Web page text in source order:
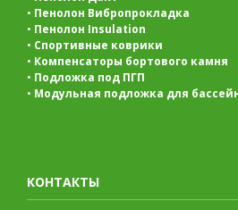
• Пенолон Вибропрокладка
• Пенолон Insulation
• Спортивные коврики
• Компенсаторы бортового камня
• Подложка под ПГП
• Модульная подложка для
КОНТАКТЫ